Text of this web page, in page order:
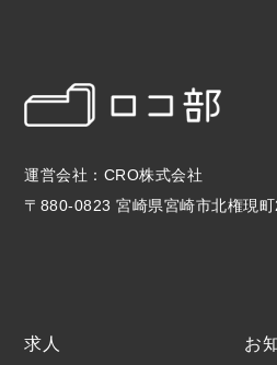
運営会社：CRO株式会社
〒880-0823 宮崎県宮崎市北権現
求人 お